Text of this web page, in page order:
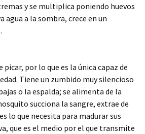
y se multiplica poniendo huevos
agua a la sombra, crece en un
por lo que es la única capaz de
Tiene un zumbido muy silencioso
o la espalda; se alimenta de la
succiona la sangre, extrae de
lo que necesita para madurar sus
que es el medio por el que transmite